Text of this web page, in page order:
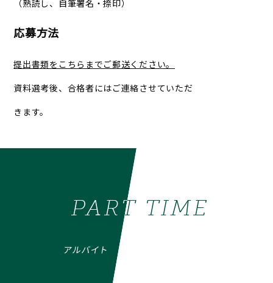
（熟読し、自筆署名・捺印）
応募方法
提出書類をこちらまでご郵送ください。
資料選考後、合格者にはご連絡させていただ
きます。
PART TIME
アルバイト
PART TIME
アルバイト